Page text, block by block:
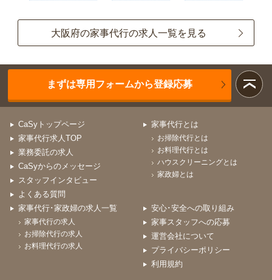
大阪府の家事代行の求人一覧を見る
まずは専用フォームから登録応募
CaSyトップページ
家事代行求人TOP
業務委託の求人
CaSyからのメッセージ
スタッフインタビュー
よくある質問
家事代行とは
お掃除代行とは
お料理代行とは
ハウスクリーニングとは
家政婦とは
家事代行･家政婦の求人一覧
家事代行の求人
お掃除代行の求人
お料理代行の求人
安心･安全への取り組み
家事スタッフへの応募
運営会社について
プライバシーポリシー
利用規約